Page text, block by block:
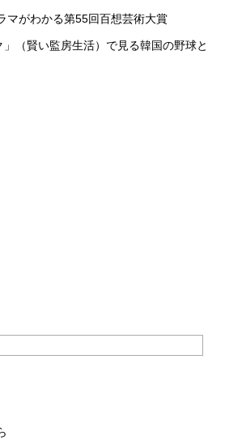
マがわかる第55回百想芸術大賞
」（賢い監房生活）で見る韓国の野球と